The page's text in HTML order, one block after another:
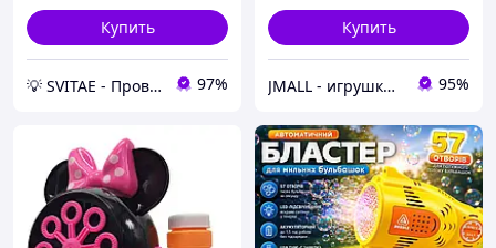
Купить
💡 SVITAЕ - Проверенная техника для дома и гаджеты для ухода за собой 97%
Купить
JMALL - игрушки и товары для детей 95%